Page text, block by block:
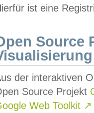
ist eine
Source
der interaktiven
Source Projekt
Web Toolkit ↗